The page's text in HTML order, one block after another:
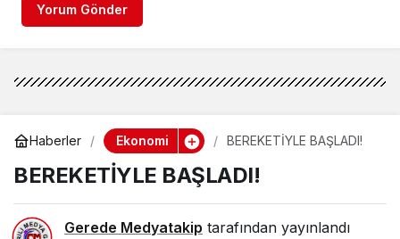
Yorum Gönder
Haberler Ekonomi BEREKETİYLE BAŞLADI!
BEREKETİYLE BAŞLADI!
Gerede Medyatakip tarafından yayınlandı